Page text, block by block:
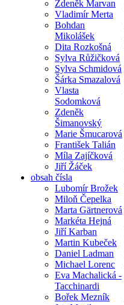
Zdeněk Marvan
Vladimír Merta
Bohdan
Mikolášek
Dita Rozkošná
Sylva Růžičková
Sylva Schmidová
Šárka Smazalová
Vlasta
Sodomková
Zdeněk
Šimanovský
Marie Šmucarová
František Talián
Míla Zajíčková
Jiří Žáček
obsah čísla
Lubomír Brožek
Miloň Čepelka
Marta Gärtnerová
Markéta Hejná
Jiří Karban
Martin Kubeček
Daniel Ladman
Michael Lorenc
Eva Machalická -
Tacchinardi
Bořek Mezník